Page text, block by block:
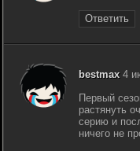
Ответить
bestmax4
Первый
растянуть
серию и
ничего не